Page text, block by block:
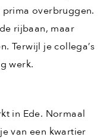
overbruggen.
rijbaan, maar
Terwijl je collega’s
werk.
in Ede. Normaal
van een kwartier